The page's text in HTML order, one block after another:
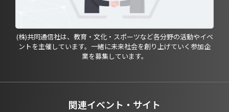
(株)共同通信社は、教育・文化・スポーツなど各分野の活動やイベ
ントを主催しています。一緒に未来社会を創り上げていく参加企
業を募集しています。
関連イベント・サイト